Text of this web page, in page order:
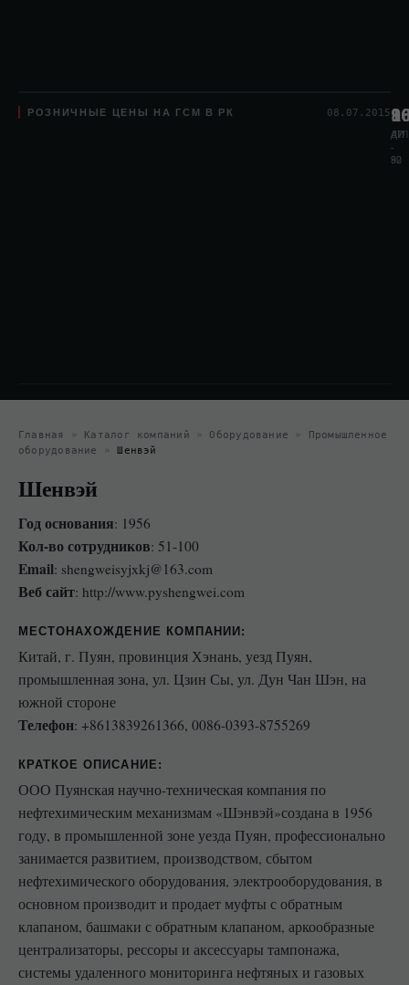
РОЗНИЧНЫЕ ЦЕНЫ НА ГСМ В РК 08.07.2015
АИ
-
80
АИ
-
92
ДТЛ
Главная » Каталог компаний » Оборудование » Промышленное
оборудование
»Шенвэй
Шенвэй
Год основания: 1956
Кол-во сотрудников: 51-100
Email: shengweisyjxkj@163.com
Веб сайт: http://www.pyshengwei.com
МЕСТОНАХОЖДЕНИЕ КОМПАНИИ:
Китай, г. Пуян, провинция Хэнань, уезд Пуян,
промышленная зона, ул. Цзин Сы, ул. Дун Чан Шэн, на
южной стороне
Телефон: +8613839261366, 0086-0393-8755269
КРАТКОЕ ОПИСАНИЕ:
ООО Пуянская научно-техническая компания по
нефтехимическим механизмам «Шэнвэй»создана в 1956
году, в промышленной зоне уезда Пуян, профессионально
занимается развитием, производством, сбытом
нефтехимического оборудования, электрооборудования, в
основном производит и продает муфты с обратным
клапаном, башмаки с обратным клапаном, аркообразные
централизаторы, рессоры и аксессуары тампонажа,
системы удаленного мониторинга нефтяных и газовых